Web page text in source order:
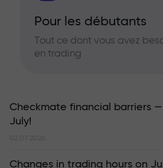
Pour les débutants
Tout ce dont vous avez
en trading
Checkmate financial barriers
July!
02.07.2026
Changes in trading hours on